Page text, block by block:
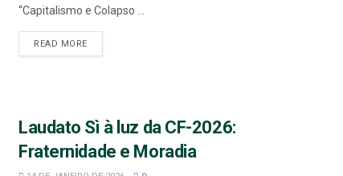
“Capitalismo e Colapso ...
READ MORE
Laudato Sì à luz da CF-2026:
Fraternidade e Moradia